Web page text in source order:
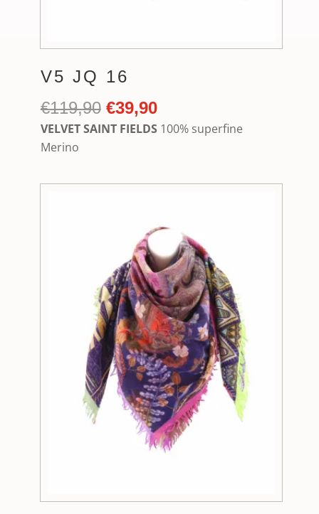
V5 JQ 16
€119,90 Ursprünglicher
Preis
€39,90Aktueller
Preis
VELVET SAINT FIELDS 100% superfine
Merino